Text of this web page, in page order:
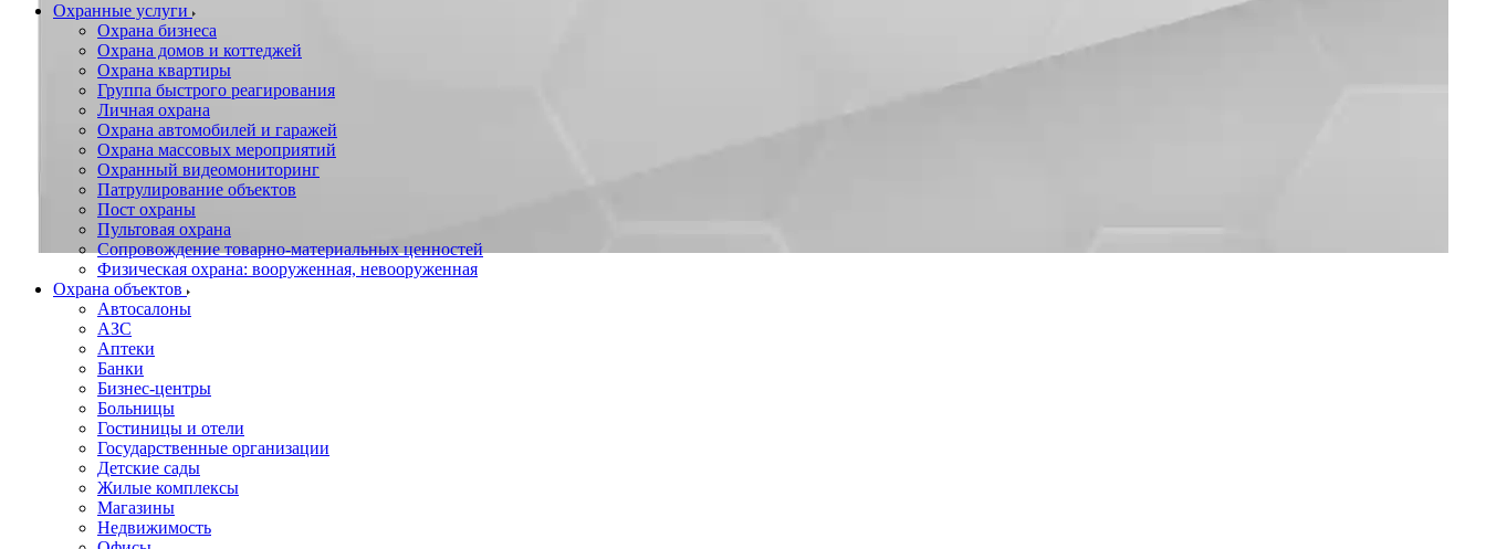
Охранные услуги
Охрана бизнеса
Охрана домов и коттеджей
Охрана квартиры
Группа быстрого реагирования
Личная охрана
Охрана автомобилей и гаражей
Охрана массовых мероприятий
Охранный видеомониторинг
Патрулирование объектов
Пост охраны
Пультовая охрана
Сопровождение товарно-материальных ценностей
Физическая охрана: вооруженная, невооруженная
Охрана объектов
Автосалоны
АЗС
Аптеки
Банки
Бизнес-центры
Больницы
Гостиницы и отели
Государственные организации
Детские сады
Жилые комплексы
Магазины
Недвижимость